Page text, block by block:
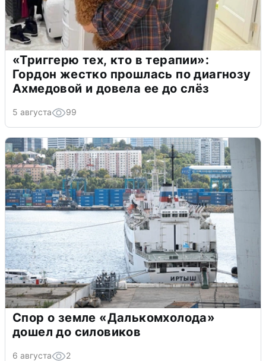
«Триггерю тех, кто в терапии»:
Гордон жестко прошлась по диагнозу
Ахмедовой и довела ее до слёз
5 августа 99
Спор о земле «Далькомхолода»
дошел до силовиков
6 августа 2